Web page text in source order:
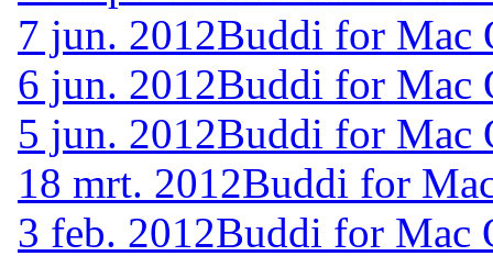
7 jun. 2012Buddi for Mac
6 jun. 2012Buddi for Mac
5 jun. 2012Buddi for Mac
18 mrt. 2012Buddi for
3 feb. 2012Buddi for Mac